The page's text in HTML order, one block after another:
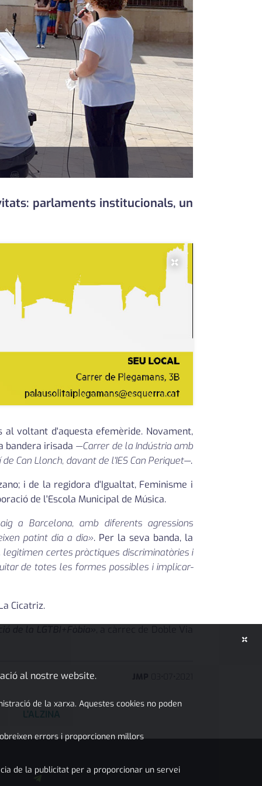
parlaments institucionals, un
×
voltant d'aquesta efemèride. Novament,
bandera irisada —Carrer de la Indústria amb
Can Llonch, davant de l'IES Can Periquet—.
i de la regidora d'Igualtat, Feminisme i
de l'Escola Municipal de Música.
a Barcelona, amb diferents agressions
patint dia a dia». Per la seva banda, la
certes pràctiques discriminatòries i
de totes les formes possibles i implicar-
Cicatriz.
L'ALZINA
×
al nostre website.
de la xarxa. Aquestes cookies no poden
errors i proporcionen millors
de la publicitat per a proporcionar un servei